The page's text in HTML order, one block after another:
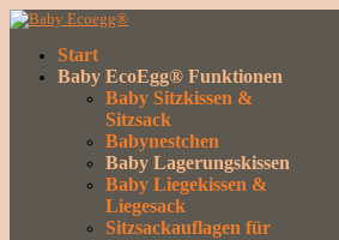
Start
Baby EcoEgg® Funktionen
Baby Sitzkissen &
Sitzsack
Babynestchen
Baby Lagerungskissen
Baby Liegekissen &
Liegesack
Sitzsackauflagen für